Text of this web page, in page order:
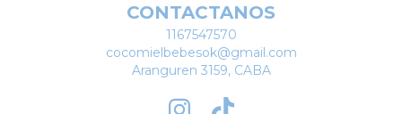
CONTACTANOS
1167547570
cocomielbebesok@gmail.com
Aranguren 3159, CABA